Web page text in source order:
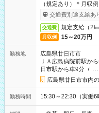
（規定あり）＊月収
合）交通費別途支給あ
交通費 規定支給（2
月収例 15～20万円
勤務地
広島県廿日市市
ＪＡ広島病院前駅か
日市駅から車9分 / …
広島県廿日市市内
勤務時間 15:30～22:30（実働6